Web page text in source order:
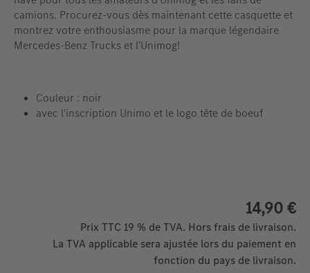
camions. Procurez-vous dès maintenant cette casquette et
montrez votre enthousiasme pour la marque légendaire
Mercedes-Benz Trucks et l'Unimog!
Couleur : noir
avec l'inscription Unimo et le logo tête de boeuf
14,90 €
Prix TTC 19 % de TVA. Hors frais de livraison.
La TVA applicable sera ajustée lors du paiement en
fonction du pays de livraison.